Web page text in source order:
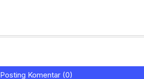
Posting Komentar (0)